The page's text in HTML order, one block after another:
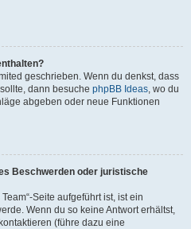
geschrieben. Wenn du denkst, dass
dann besuche phpBB Ideas, wo du
abgeben oder neue Funktionen
Beschwerden oder juristische
Seite aufgeführt ist, ist ein
Wenn du so keine Antwort erhältst,
(führe dazu eine